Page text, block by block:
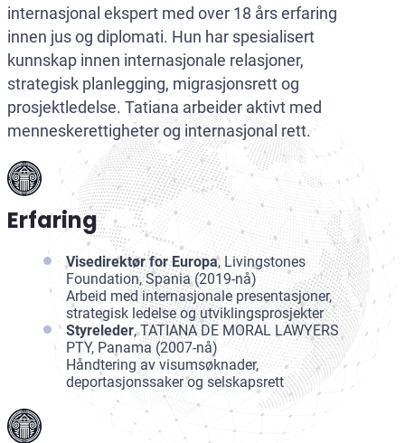
internasjonal ekspert med over 18 års erfaring
innen jus og diplomati. Hun har spesialisert
kunnskap innen internasjonale relasjoner,
strategisk planlegging, migrasjonsrett og
prosjektledelse. Tatiana arbeider aktivt med
menneskerettigheter og internasjonal rett.
Erfaring
Visedirektør for Europa, Livingstones
Foundation, Spania (2019-nå)
Arbeid med internasjonale presentasjoner,
strategisk ledelse og utviklingsprosjekter
Styreleder, TATIANA DE MORAL LAWYERS
PTY, Panama (2007-nå)
Håndtering av visumsøknader,
deportasjonssaker og selskapsrett